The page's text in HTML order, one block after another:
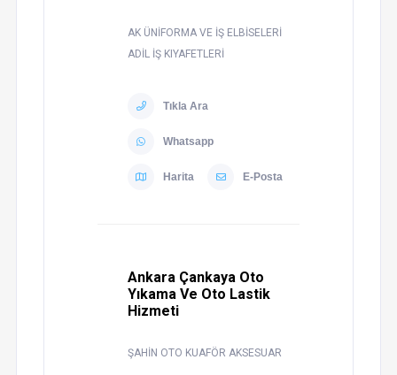
AK ÜNİFORMA VE İŞ ELBİSELERİ
ADİL İŞ KIYAFETLERİ
Tıkla Ara
Whatsapp
Harita E-Posta
Ankara Çankaya Oto
Yıkama Ve Oto Lastik
Hizmeti
ŞAHİN OTO KUAFÖR AKSESUAR